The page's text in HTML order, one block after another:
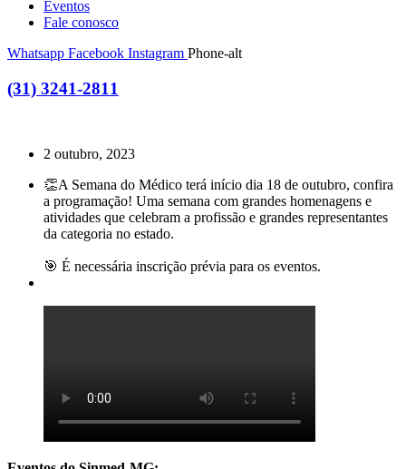
Eventos
Fale conosco
Whatsapp Facebook Instagram Phone-alt
(31) 3241-2811
2 outubro, 2023
👏A Semana do Médico terá início dia 18 de outubro, confira
a programação! Uma semana com grandes homenagens e
atividades que celebram a profissão e grandes representantes
da categoria no estado.
🎯 É necessária inscrição prévia para os eventos.